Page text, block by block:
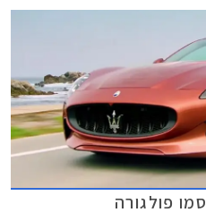
פולגורה